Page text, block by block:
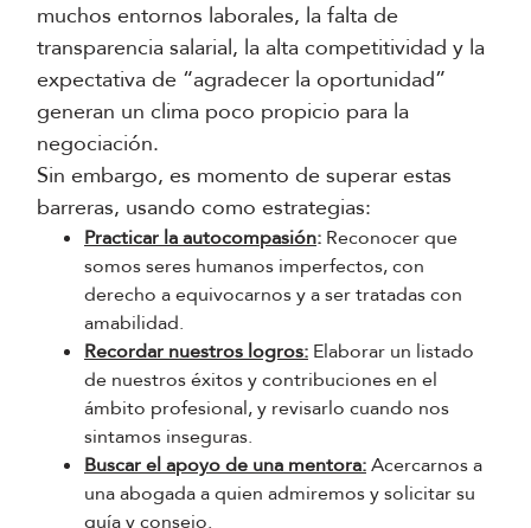
muchos entornos laborales, la falta de
transparencia salarial, la alta competitividad y la
expectativa de “agradecer la oportunidad”
generan un clima poco propicio para la
negociación.
Sin embargo, es momento de superar estas
barreras, usando como estrategias:
Practicar la autocompasión: Reconocer que
somos seres humanos imperfectos, con
derecho a equivocarnos y a ser tratadas con
amabilidad.
Recordar nuestros logros: Elaborar un listado
de nuestros éxitos y contribuciones en el
ámbito profesional, y revisarlo cuando nos
sintamos inseguras.
Buscar el apoyo de una mentora:Acercarnos a
una abogada a quien admiremos y solicitar su
guía y consejo.